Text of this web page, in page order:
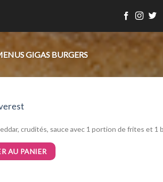
GIGAS BURGERS
crudités, sauce avec 1 portion de frites et 1
AU PANIER